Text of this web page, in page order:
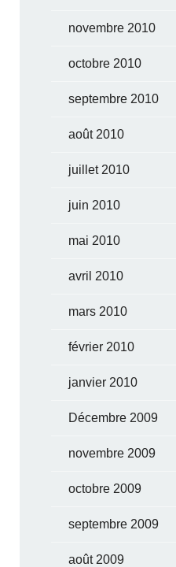
novembre 2010
octobre 2010
septembre 2010
août 2010
juillet 2010
juin 2010
mai 2010
avril 2010
mars 2010
février 2010
janvier 2010
Décembre 2009
novembre 2009
octobre 2009
septembre 2009
août 2009